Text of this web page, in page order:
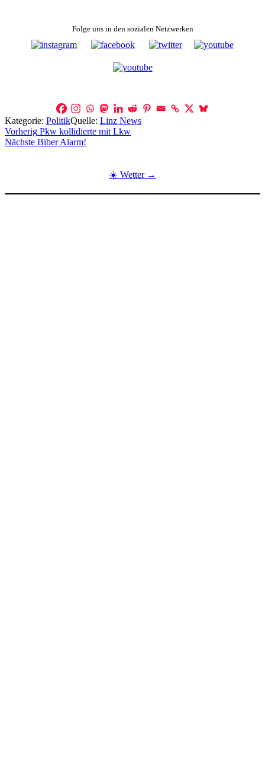
Folge uns in den sozialen Netzwerken
Kategorie: PolitikQuelle: Linz News
Beitragsnavigation
Vorherig Pkw kollidierte mit Lkw
Nächste Biber Alarm!
☀️ Wetter →